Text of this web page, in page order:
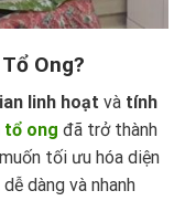
Ong?
linh hoạt và tính
tổ ong đã trở thành
tối ưu hóa diện
dễ dàng và nhanh